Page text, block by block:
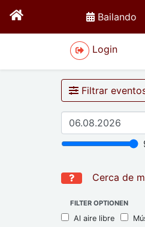
Bailando
Login
Filtrar
Cerca de
FILTER OPTIONEN
Al aire libre